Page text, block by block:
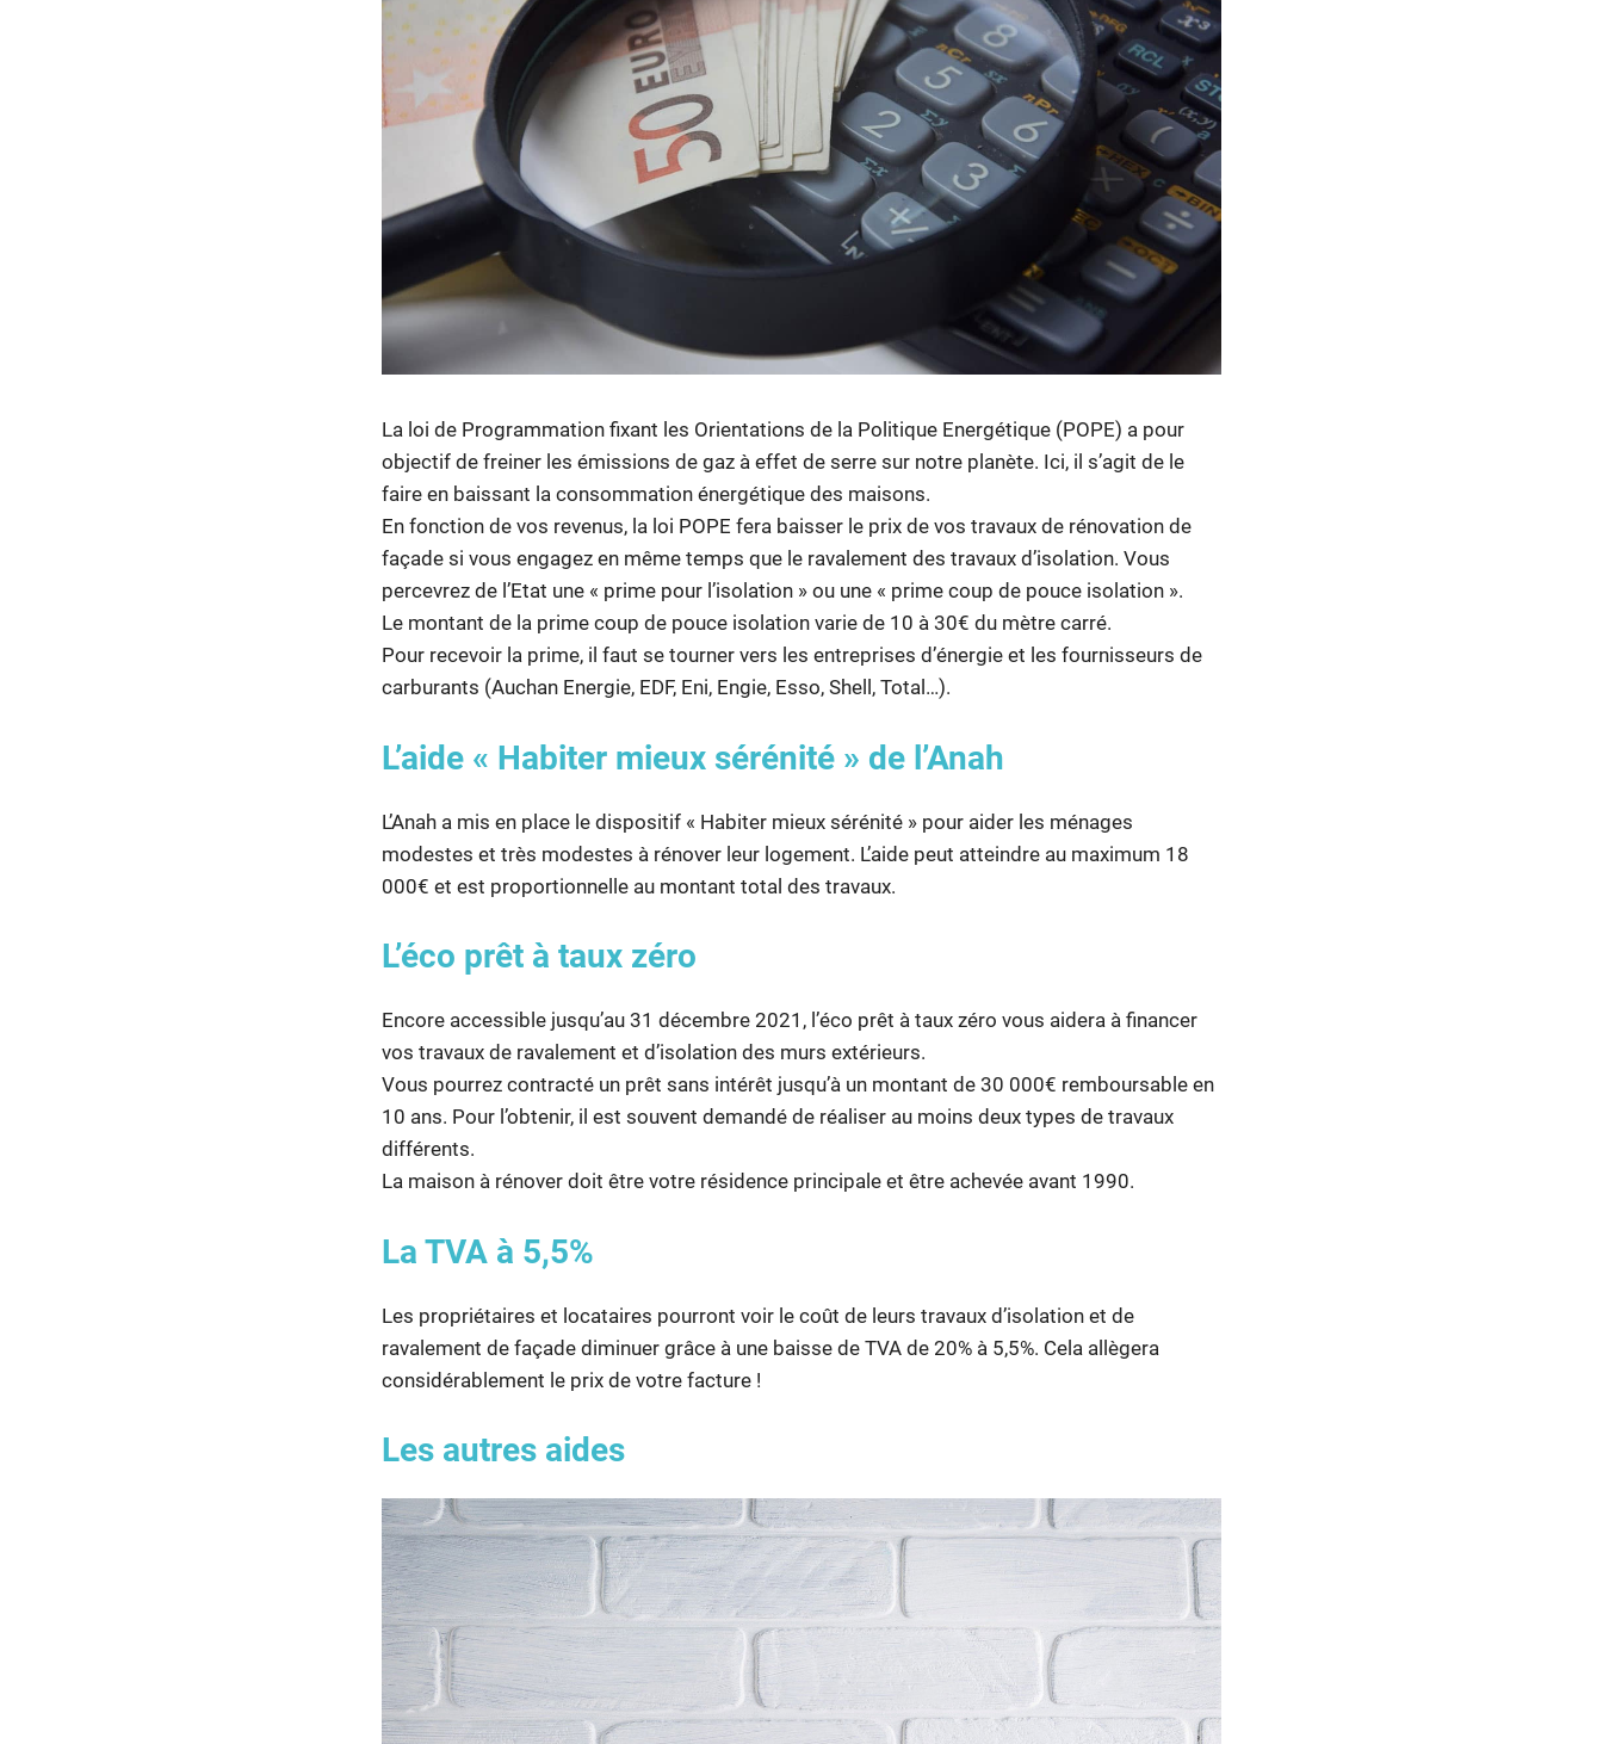
La loi de Programmation fixant les Orientations de la Politique Energétique (POPE) a pour
objectif de freiner les émissions de gaz à effet de serre sur notre planète. Ici, il s’agit de le
faire en baissant la consommation énergétique des maisons.
En fonction de vos revenus, la loi POPE fera baisser le prix de vos travaux de rénovation de
façade si vous engagez en même temps que le ravalement des travaux d’isolation. Vous
percevrez de l’Etat une « prime pour l’isolation » ou une « prime coup de pouce isolation ».
Le montant de la prime coup de pouce isolation varie de 10 à 30€ du mètre carré.
Pour recevoir la prime, il faut se tourner vers les entreprises d’énergie et les fournisseurs de
carburants (Auchan Energie, EDF, Eni, Engie, Esso, Shell, Total…).
L’aide « Habiter mieux sérénité » de l’Anah
L’Anah a mis en place le dispositif « Habiter mieux sérénité » pour aider les ménages
modestes et très modestes à rénover leur logement. L’aide peut atteindre au maximum 18
000€ et est proportionnelle au montant total des travaux.
L’éco prêt à taux zéro
Encore accessible jusqu’au 31 décembre 2021, l’éco prêt à taux zéro vous aidera à financer
vos travaux de ravalement et d’isolation des murs extérieurs.
Vous pourrez contracté un prêt sans intérêt jusqu’à un montant de 30 000€ remboursable en
10 ans. Pour l’obtenir, il est souvent demandé de réaliser au moins deux types de travaux
différents.
La maison à rénover doit être votre résidence principale et être achevée avant 1990.
La TVA à 5,5%
Les propriétaires et locataires pourront voir le coût de leurs travaux d’isolation et de
ravalement de façade diminuer grâce à une baisse de TVA de 20% à 5,5%. Cela allègera
considérablement le prix de votre facture !
Les autres aides